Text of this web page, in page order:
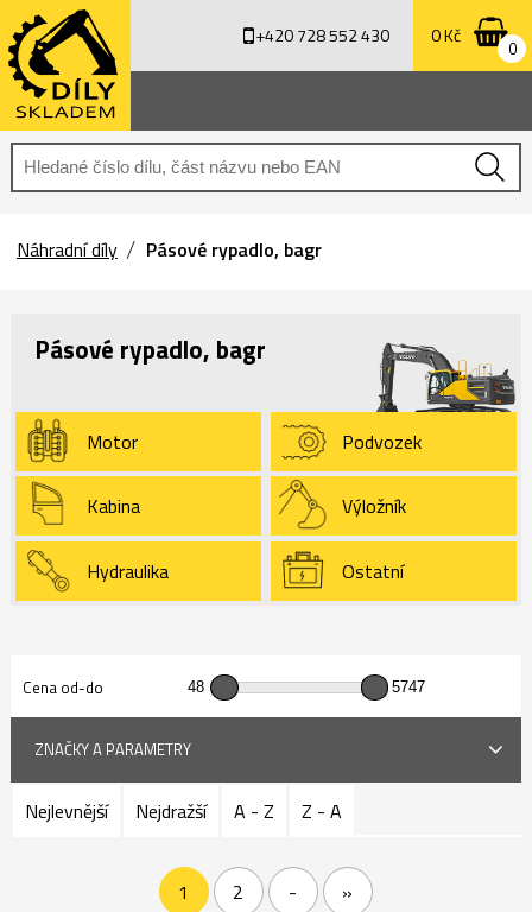
0 Kč
0
+420 728 552 430
Náhradní díly Pásové rypadlo, bagr
Pásové rypadlo, bagr
Motor Podvozek
Kabina Výložník
Hydraulika Ostatní
Cena od-do
ZNAČKY A PARAMETRY
Nejlevnější Nejdražší A - Z Z - A
1 2 - »